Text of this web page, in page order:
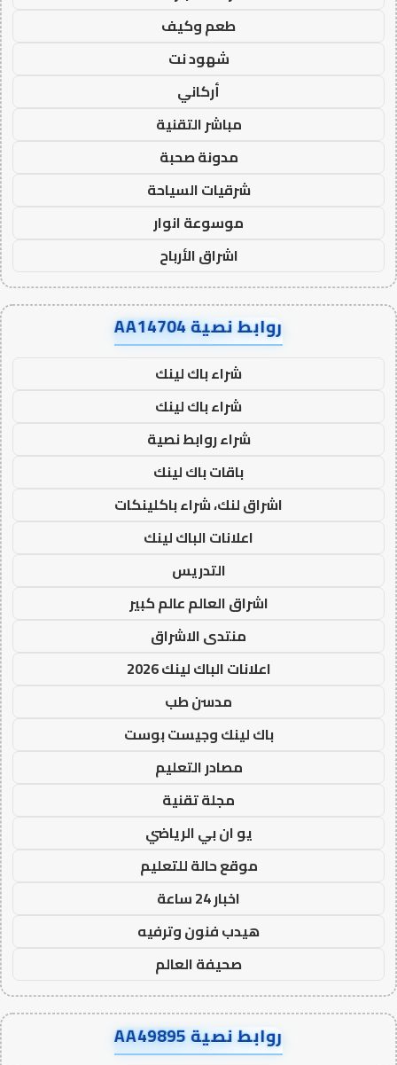
طعم وكيف
شهود نت
أركاني
مباشر التقنية
مدونة صحبة
شرقيات السياحة
موسوعة انوار
اشراق الأرباح
روابط نصية AA14704
شراء باك لينك
شراء باك لينك
شراء روابط نصية
باقات باك لينك
اشراق لنك، شراء باكلينكات
اعلانات الباك لينك
التدريس
اشراق العالم عالم كبير
منتدى الاشراق
اعلانات الباك لينك 2026
مدسن طب
باك لينك وجيست بوست
مصادر التعليم
مجلة تقنية
يو ان بي الرياضي
موقع حالة للتعليم
اخبار 24 ساعة
هيدب فنون وترفيه
صحيفة العالم
روابط نصية AA49895